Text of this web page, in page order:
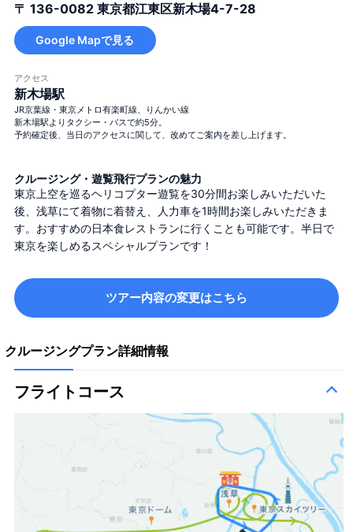
〒 136-0082 東京都江東区新木場4-7-28
Google Mapで見る
アクセス
新木場駅
JR京葉線・東京メトロ有楽町線、りんかい線
新木場駅よりタクシー・バスで約5分。
予約確定後、当日のアクセスに関して、改めてご案内を差し上げます。
クルージング・遊覧飛行プランの魅力
東京上空を巡るヘリコプター遊覧を30分間お楽しみいただいた
後、浅草にて着物に着替え、人力車を1時間お楽しみいただきま
す。おすすめの日本食レストランに行くことも可能です。半日で
東京を楽しめるスペシャルプランです！
ツアー内容の変更はこちら
クルージングプラン詳細情報
フライトコース